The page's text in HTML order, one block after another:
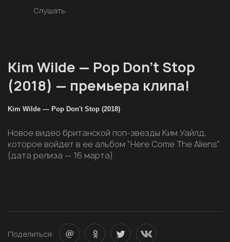
Слушать:
Kim Wilde — Pop Don’t Stop
(2018) — премьера клипа!
Kim Wilde — Pop Don't Stop (2018)
Новое видео британской поп-звезды Ким Уайлд,
которое войдет в ее альбом "Here Come The Aliens"
(дата релиза — 16 марта).
Поделиться: